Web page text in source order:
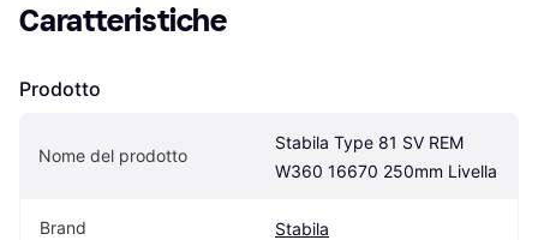
Caratteristiche
Prodotto
Nome del prodotto
Stabila Type 81 SV REM
W360 16670 250mm Livella
Brand Stabila